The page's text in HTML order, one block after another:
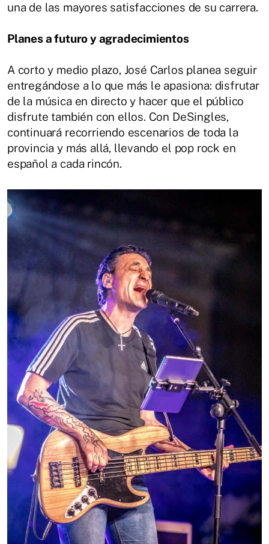
una de las mayores satisfacciones de su carrera.
Planes a futuro y agradecimientos
A corto y medio plazo, José Carlos planea seguir
entregándose a lo que más le apasiona: disfrutar
de la música en directo y hacer que el público
disfrute también con ellos. Con DeSingles,
continuará recorriendo escenarios de toda la
provincia y más allá, llevando el pop rock en
español a cada rincón.